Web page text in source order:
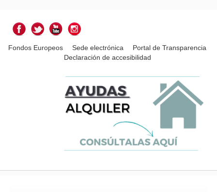
Fondos Europeos Sede electrónica
Portal de Transparencia
Declaración de accesibilidad